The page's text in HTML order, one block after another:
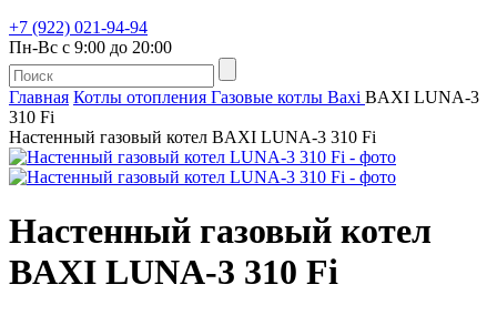
+7 (922) 021-94-94
Пн-Вс с 9:00 до 20:00
Главная Котлы отопления Газовые котлы Baxi BAXI LUNA-3
310 Fi
Настенный газовый котел BAXI LUNA-3 310 Fi
Настенный газовый котел
BAXI LUNA-3 310 Fi